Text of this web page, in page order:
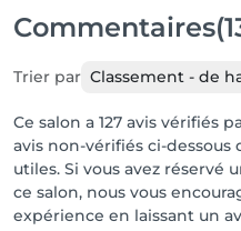
Commentaires
Trier par Classement - de
Ce salon a 127 avis vérifiés
avis non-vérifiés ci-
utiles. Si vous avez réservé
ce salon, nous vous
expérience en laissant un